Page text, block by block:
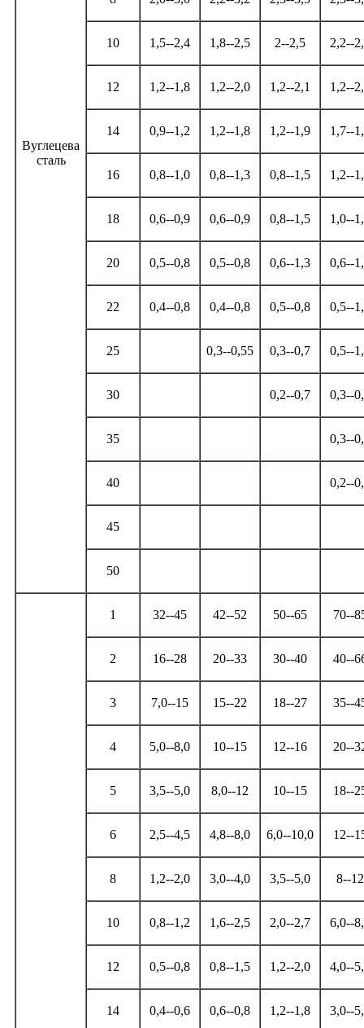
Вуглецева
сталь
10 1,5--2,4 1,8--2,5 2--2,5 2,2--
12 1,2--1,8 1,2--2,0 1,2--2,1 1,2--
14 0,9--1,2 1,2--1,8 1,2--1,9 1,7--
16 0,8--1,0 0,8--1,3 0,8--1,5 1,2--
18 0,6--0,9 0,6--0,9 0,8--1,5 1,0--
20 0,5--0,8 0,5--0,8 0,6--1,3 0,6--
22 0,4--0,8 0,4--0,8 0,5--0,8 0,5--
25 0,3--0,55 0,3--0,7 0,5--
30 0,2--0,7 0,3--
35 0,3--
40 0,2--
45
50
1 32--45 42--52 50--65 70--
2 16--28 20--33 30--40 40--
3 7,0--15 15--22 18--27 35--
4 5,0--8,0 10--15 12--16 20--
5 3,5--5,0 8,0--12 10--15 18--
6 2,5--4,5 4,8--8,0 6,0--10,0 12--
8 1,2--2,0 3,0--4,0 3,5--5,0 8--12
10 0,8--1,2 1,6--2,5 2,0--2,7 6,0--
12 0,5--0,8 0,8--1,5 1,2--2,0 4,0--
14 0,4--0,6 0,6--0,8 1,2--1,8 3,0--